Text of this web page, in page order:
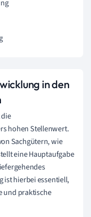
in den
hohen Stellenwert.
Sachgütern, wie
eine Hauptaufgabe
ist hierbei essentiell,
und praktische